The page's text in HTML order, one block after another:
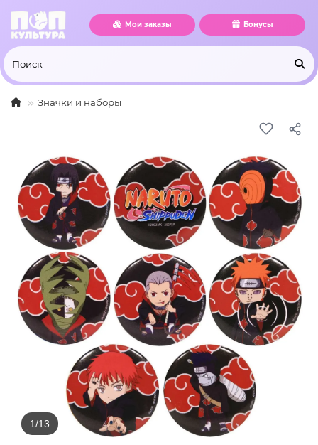
Мои заказы Бонусы
Значки и наборы